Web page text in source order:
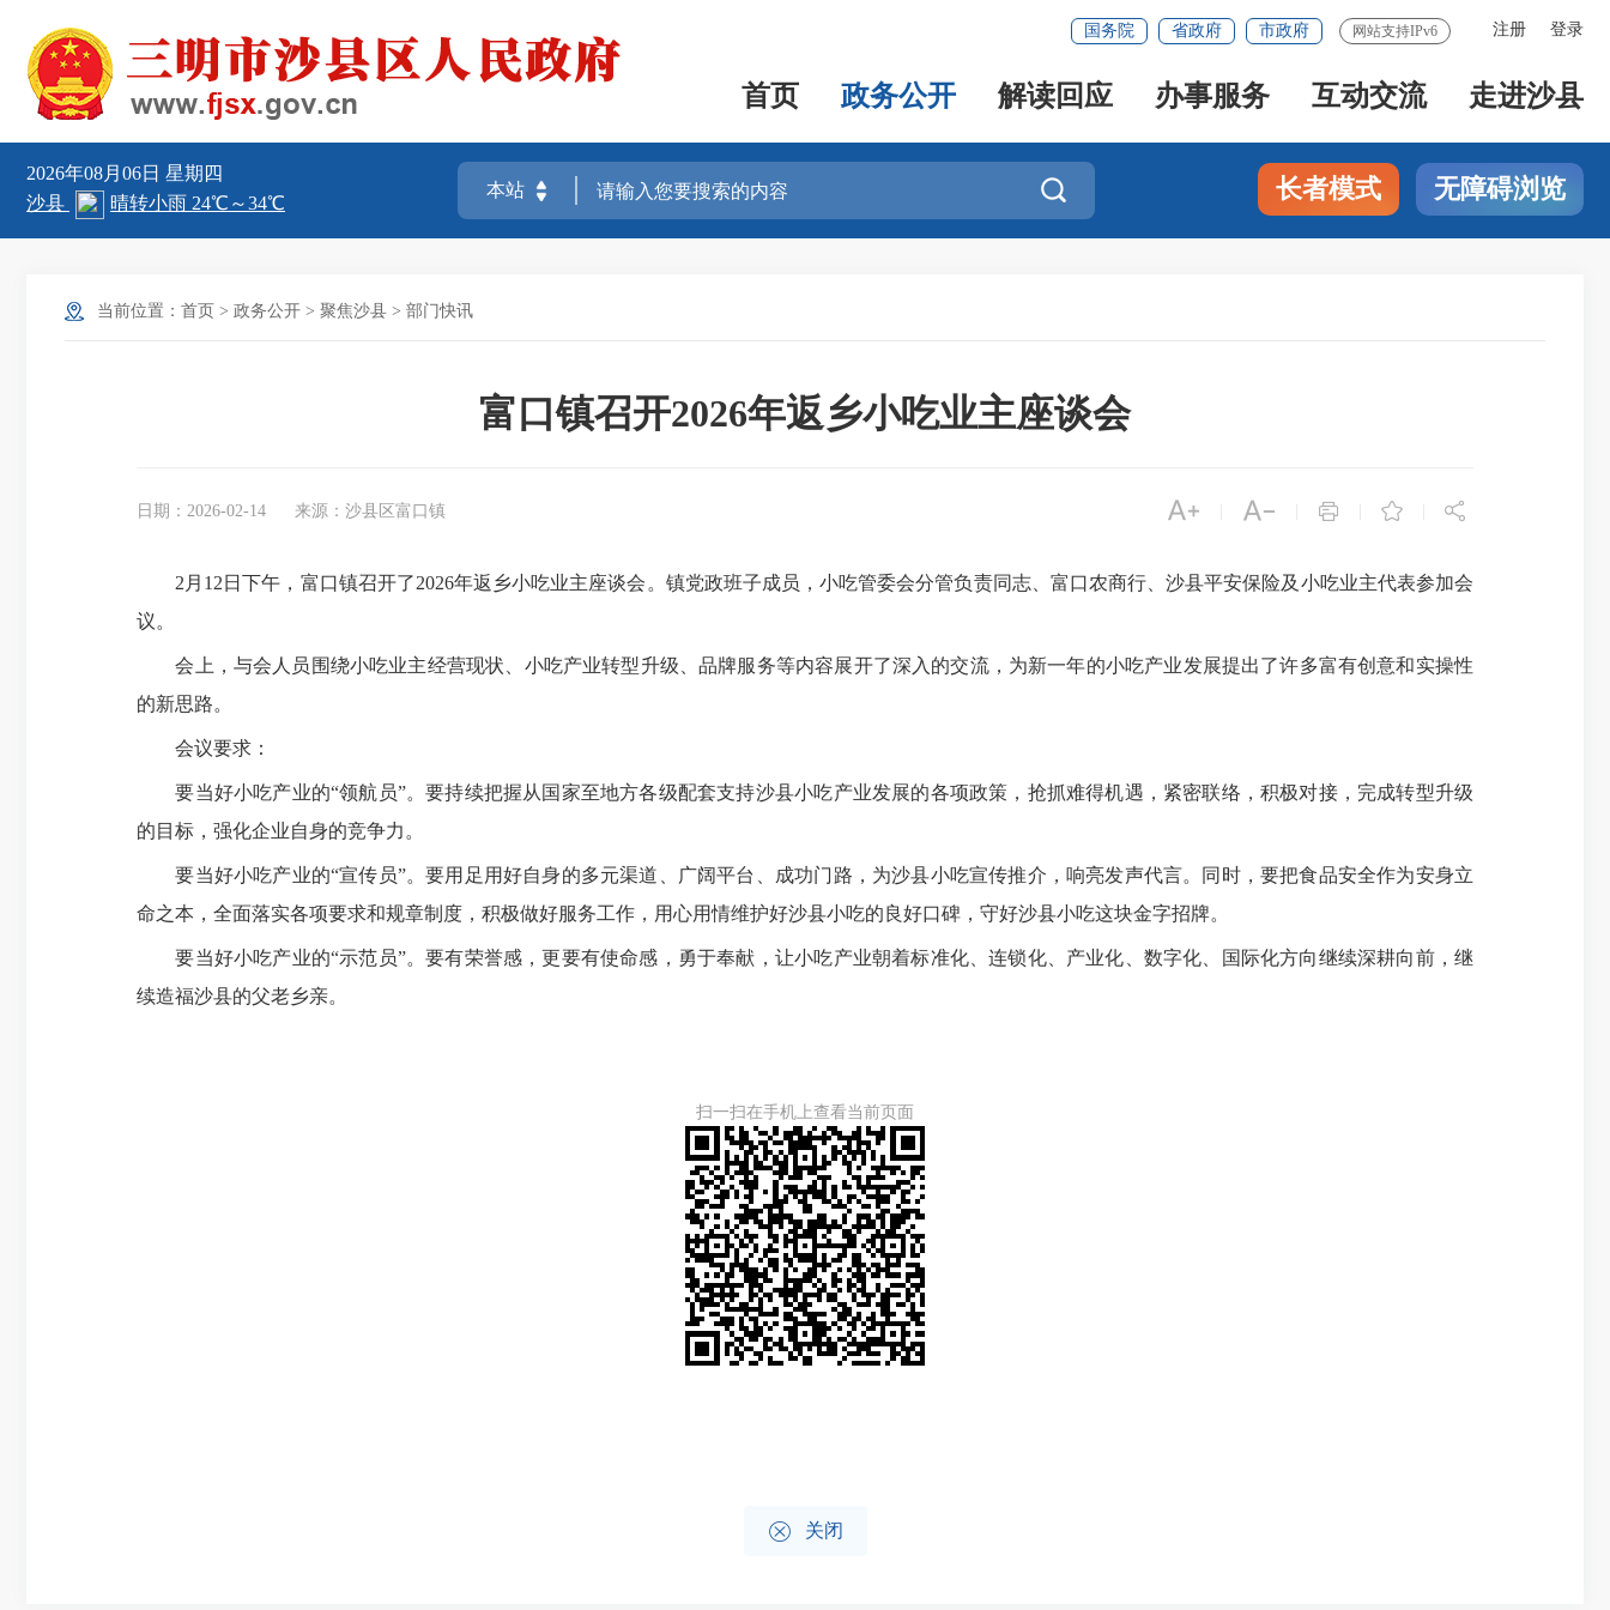
注册 登录
国务院 省政府 市政府 网站支持IPv6
首页 政务公开 解读回应 办事服务 互动交流 走进沙县
2026年08月06日 星期四
 长者模式 无障碍浏览
当前位置： 首页 > 政务公开 > 聚焦沙县 > 部门快讯
富口镇召开2026年返乡小吃业主座谈会
日期：2026-02-14 来源：沙县区富口镇     
2月12日下午，富口镇召开了2026年返乡小吃业主座谈会。镇党政班子成员，小吃管委会分管负责同志、富口农商行、沙县平安保险及小吃业主代表参加会
议。
会上，与会人员围绕小吃业主经营现状、小吃产业转型升级、品牌服务等内容展开了深入的交流，为新一年的小吃产业发展提出了许多富有创意和实操性
的新思路。
会议要求：
要当好小吃产业的“领航员”。要持续把握从国家至地方各级配套支持沙县小吃产业发展的各项政策，抢抓难得机遇，紧密联络，积极对接，完成转型升级
的目标，强化企业自身的竞争力。
要当好小吃产业的“宣传员”。要用足用好自身的多元渠道、广阔平台、成功门路，为沙县小吃宣传推介，响亮发声代言。同时，要把食品安全作为安身立
命之本，全面落实各项要求和规章制度，积极做好服务工作，用心用情维护好沙县小吃的良好口碑，守好沙县小吃这块金字招牌。
要当好小吃产业的“示范员”。要有荣誉感，更要有使命感，勇于奉献，让小吃产业朝着标准化、连锁化、产业化、数字化、国际化方向继续深耕向前，继
续造福沙县的父老乡亲。
扫一扫在手机上查看当前页面
 关闭